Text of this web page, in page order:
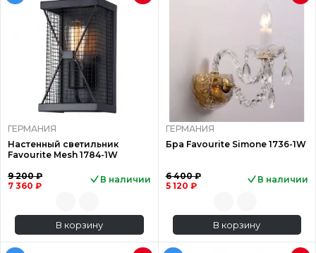
ГЕРМАНИЯ
Настенный светильник
Favourite Mesh 1784-1W
9 200 ₽
7 360 ₽
В наличии
В корзину
ГЕРМАНИЯ
Бра Favourite Simone 1736-1W
6 400 ₽
5 120 ₽
В наличии
В корзину